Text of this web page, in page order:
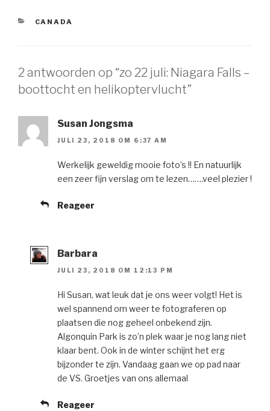
CATEGORIEËN
CANADA
2 antwoorden op “zo 22 juli: Niagara Falls –
boottocht en helikoptervlucht”
Susan Jongsma
JULI 23, 2018 OM 6:37 AM
Werkelijk geweldig mooie foto’s !! En natuurlijk
een zeer fijn verslag om te lezen…….veel plezier !
Reageer
Barbara
JULI 23, 2018 OM 12:13 PM
Hi Susan, wat leuk dat je ons weer volgt! Het is
wel spannend om weer te fotograferen op
plaatsen die nog geheel onbekend zijn.
Algonquin Park is zo’n plek waar je nog lang niet
klaar bent. Ook in de winter schijnt het erg
bijzonder te zijn. Vandaag gaan we op pad naar
de VS. Groetjes van ons allemaal
Reageer